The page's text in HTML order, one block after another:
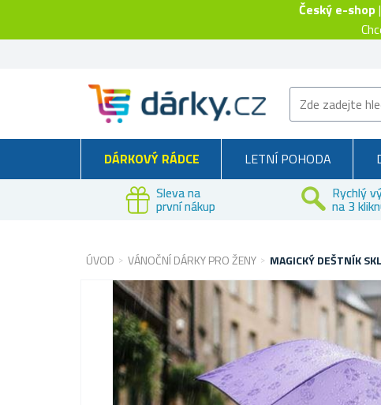
Český e-shop|
DÁRKOVÝ RÁDCE LETNÍ POHODA
Sleva na
první nákup
Rychlý
na 3
ÚVOD VÁNOČNÍ DÁRKY PRO ŽENY MAGICKÝ DEŠTNÍK